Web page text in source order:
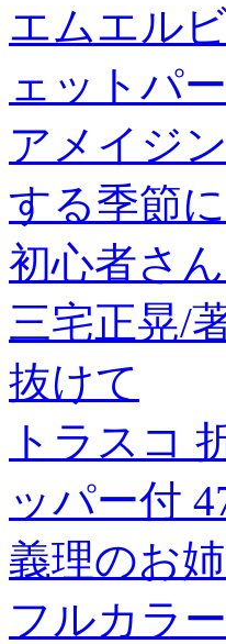
エムエル
ェットパ
アメイジ
する季節に
初心者さ
三宅正晃/
抜けて
トラスコ
ッパー付
義理のお
フルカラ